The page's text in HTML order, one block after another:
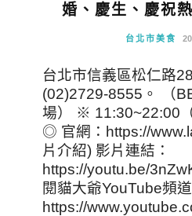
婚、慶生、慶祝
台北市美食
台北市信義區松仁路
(02)2729-8555。 （
場） ※ 11:30~22:00
◎ 官網：https://
片介紹) 影片連結：
https://youtu.be/
閱貓大爺YouTube頻道
https://